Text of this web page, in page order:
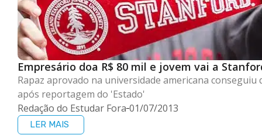
Empresário doa R$ 80 mil e jovem vai a
Rapaz aprovado na universidade americana conseguiu
após reportagem do 'Estado'
Redação do Estudar Fora 01/07/2013
LER MAIS